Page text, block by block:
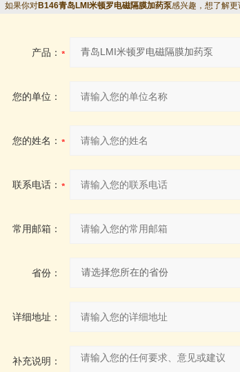
如果你对B146青岛LMI米顿罗电磁隔膜加药泵感兴趣，想了解更
产品：
您的单位：
您的姓名：
联系电话：
常用邮箱：
省份：
详细地址：
补充说明：